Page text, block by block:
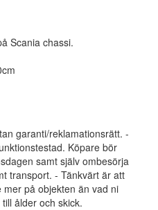
Scania chassi.
garanti/reklamationsrätt. -
Köpare bör
samt själv ombesörja
transport. - Tänkvärt är att
på objekten än vad ni
ålder och skick.